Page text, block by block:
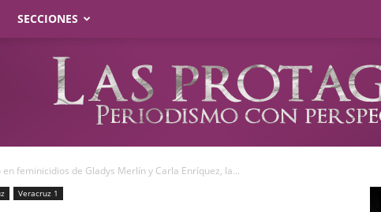
SECCIONES
feminicidios de Gladys Merlín y Carla Enríquez, la...
Veracruz 1